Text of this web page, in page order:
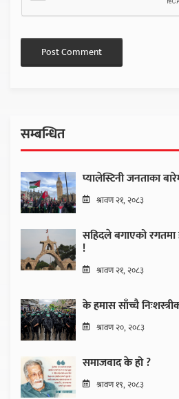
सम्बन्धित
प्यालेस्टिनी जनताका
श्रावण २१, २०८३
सहिदले बगाएको
!
श्रावण २१, २०८३
के हमास साँच्चै
श्रावण २०, २०८३
समाजवाद के हो ?
श्रावण १९, २०८३